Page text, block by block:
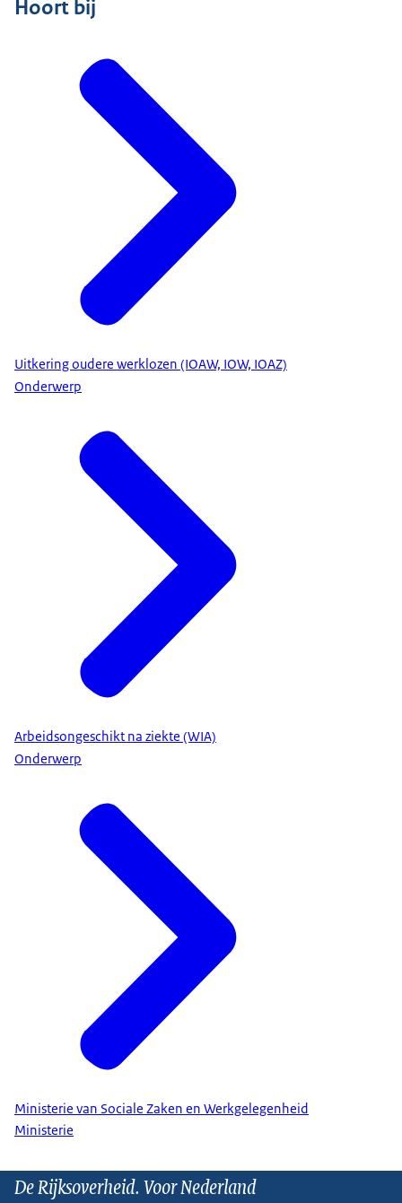
Hoort bij
Uitkering oudere werklozen (IOAW, IOW, IOAZ)
Onderwerp
Arbeidsongeschikt na ziekte (WIA)
Onderwerp
Ministerie van Sociale Zaken en Werkgelegenheid
Ministerie
De Rijksoverheid. Voor Nederland